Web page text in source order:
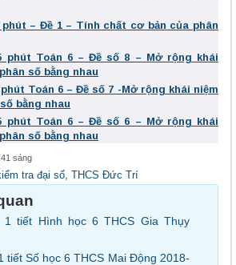
– Đề 1 – Tính chất cơ bản của phân
phút Toán 6 – Đề số 8 – Mở rộng khái
số bằng nhau
Toán 6 – Đề số 7 -Mở rộng khái niệm
bằng nhau
phút Toán 6 – Đề số 6 – Mở rộng khái
số bằng nhau
sáng
tra đại số THCS Đức Trí
tiết Hình học 6 THCS Gia Thụy
tiết Số học 6 THCS Mai Động 2018-